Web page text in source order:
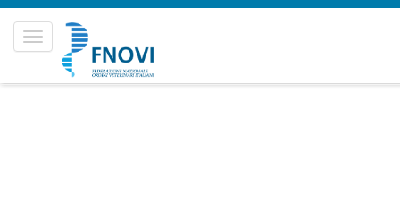
Toggle
navigation